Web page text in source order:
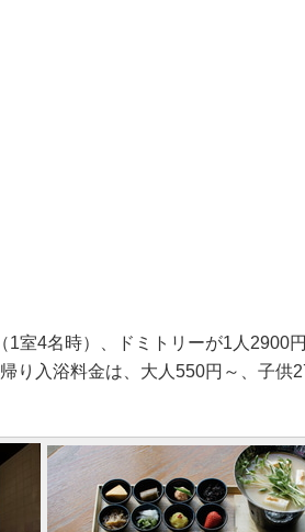
室4名時）、ドミトリーが1人2900円
り入浴料金は、大人550円～、子供